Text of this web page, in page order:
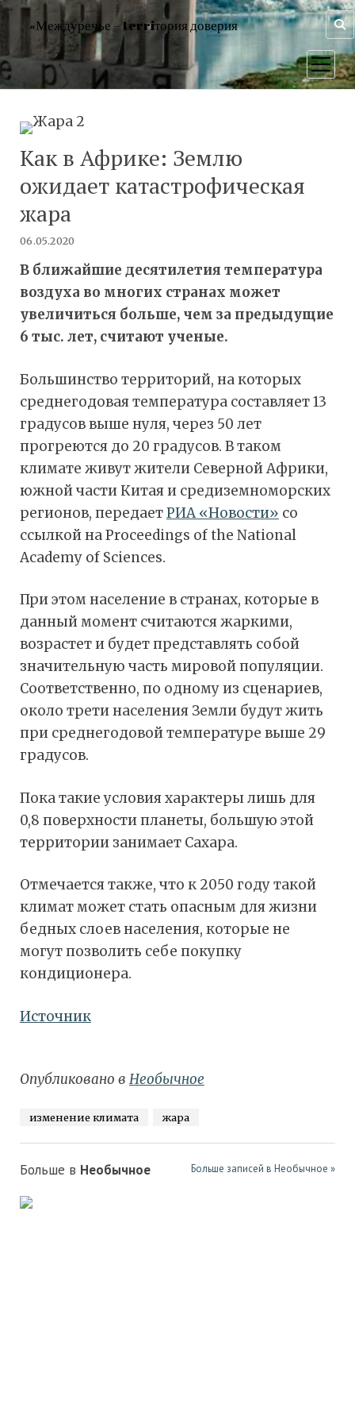
«Междуречье – terriтория доверия
меню
Как в Африке: Землю
ожидает катастрофическая
жара
06.05.2020
В ближайшие десятилетия температура
воздуха во многих странах может
увеличиться больше, чем за предыдущие
6 тыс. лет, считают ученые.
Большинство территорий, на которых
среднегодовая температура составляет 13
градусов выше нуля, через 50 лет
прогреются до 20 градусов. В таком
климате живут жители Северной Африки,
южной части Китая и средиземноморских
регионов, передаетРИА «Новости» со
ссылкой на Proceedings of the National
Academy of Sciences.
При этом население в странах, которые в
данный момент считаются жаркими,
возрастет и будет представлять собой
значительную часть мировой популяции.
Соответственно, по одному из сценариев,
около трети населения Земли будут жить
при среднегодовой температуре выше 29
градусов.
Пока такие условия характеры лишь для
0,8 поверхности планеты, большую этой
территории занимает Сахара.
Отмечается также, что к 2050 году такой
климат может стать опасным для жизни
бедных слоев населения, которые не
могут позволить себе покупку
кондиционера.
Источник
Опубликовано в Необычное
изменение климата жара
Больше в Необычное Больше записей в Необычное »